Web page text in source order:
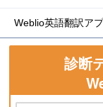
Weblio英語翻訳ア
診断